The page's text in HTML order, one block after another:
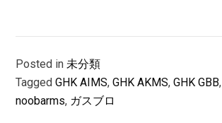
Posted in 未分類
TaggedGHK AIMS,GHK AKMS,GHK GBB,
noobarms, ガスブロ